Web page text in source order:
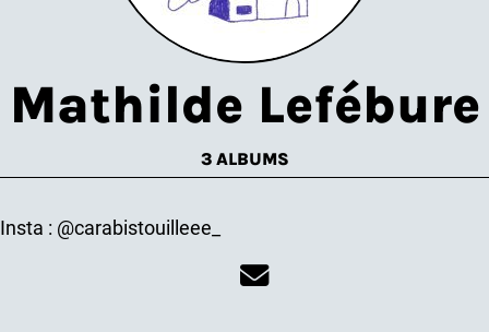
Mathilde Lefébure
3 ALBUMS
Insta : @carabistouilleee_